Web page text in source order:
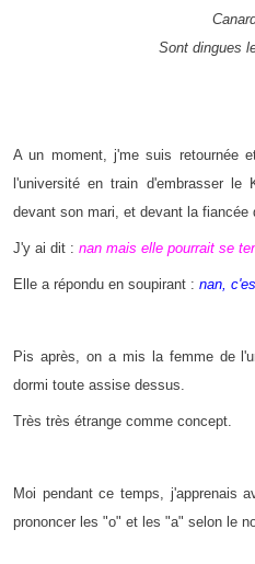
Sont dingues
A un moment, j'me suis retournée
l'université en train d'embrasser le
devant son mari, et devant la fiancée
J'y ai dit : nan mais elle pourrait se
Elle a répondu en soupirant : nan,
Pis après, on a mis la femme de
dormi toute assise dessus.
Très très étrange comme concept.
Moi pendant ce temps, j'apprenais
prononcer les "o" et les "a" selon le